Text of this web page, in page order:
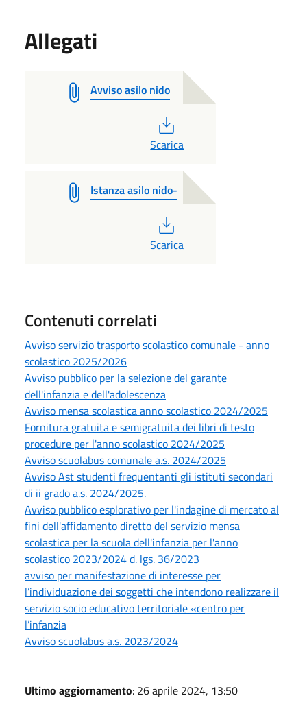
Allegati
Avviso asilo nido
Scarica
Istanza asilo nido-
Scarica
Contenuti correlati
Avviso servizio trasporto scolastico comunale - anno
scolastico 2025/2026
Avviso pubblico per la selezione del garante
dell'infanzia e dell'adolescenza
Avviso mensa scolastica anno scolastico 2024/2025
Fornitura gratuita e semigratuita dei libri di testo
procedure per l'anno scolastico 2024/2025
Avviso scuolabus comunale a.s. 2024/2025
Avviso Ast studenti frequentanti gli istituti secondari
di ii grado a.s. 2024/2025.
Avviso pubblico esplorativo per l'indagine di mercato al
fini dell'affidamento diretto del servizio mensa
scolastica per la scuola dell'infanzia per l'anno
scolastico 2023/2024 d. lgs. 36/2023
avviso per manifestazione di interesse per
l’individuazione dei soggetti che intendono realizzare il
servizio socio educativo territoriale «centro per
l’infanzia
Avviso scuolabus a.s. 2023/2024
Ultimo aggiornamento: 26 aprile 2024, 13:50